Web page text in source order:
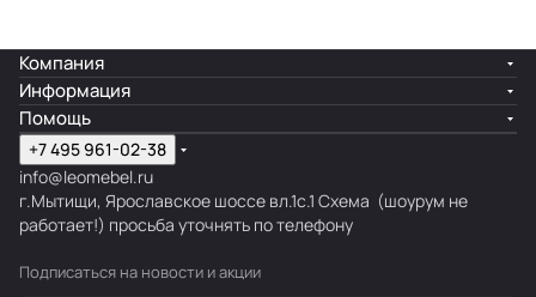
Компания
Информация
Помощь
+7 495 961-02-38
info@leomebel.ru
г.Мытищи, Ярославское шоссе вл.1с.1 Схема (шоурум не
работает!) просьба уточнять по телефону
Подписаться на новости и акции